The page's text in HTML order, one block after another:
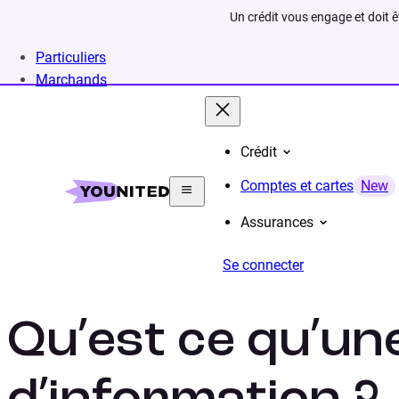
Un crédit vous engage et doit
Particuliers
Marchands
Crédit
Comptes et cartes New
Assurances
Se connecter
Home Notice d’information
Qu’est ce